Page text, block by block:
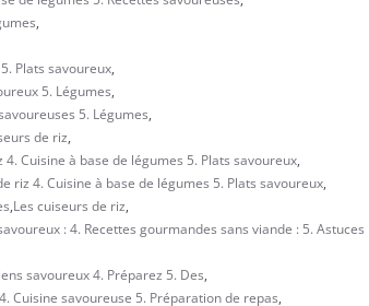
,
Plats savoureux,
5. Légumes,
5. Légumes,
de riz,
Cuisine à base de légumes 5. Plats savoureux,
riz 4. Cuisine à base de légumes 5. Plats savoureux,
,Les cuiseurs de riz,
: 4. Recettes gourmandes sans viande : 5. Astuces
savoureux 4. Préparez 5. Des,
Cuisine savoureuse 5. Préparation de repas,